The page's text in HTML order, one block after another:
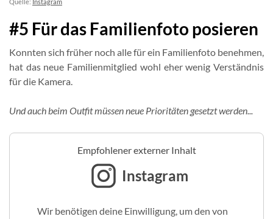
Quelle: Instagram
#5 Für das Familienfoto posieren
Konnten sich früher noch alle für ein Familienfoto benehmen,
hat das neue Familienmitglied wohl eher wenig Verständnis
für die Kamera.
Und auch beim Outfit müssen neue Prioritäten gesetzt werden...
Empfohlener externer Inhalt
Instagram
Wir benötigen deine Einwilligung, um den von